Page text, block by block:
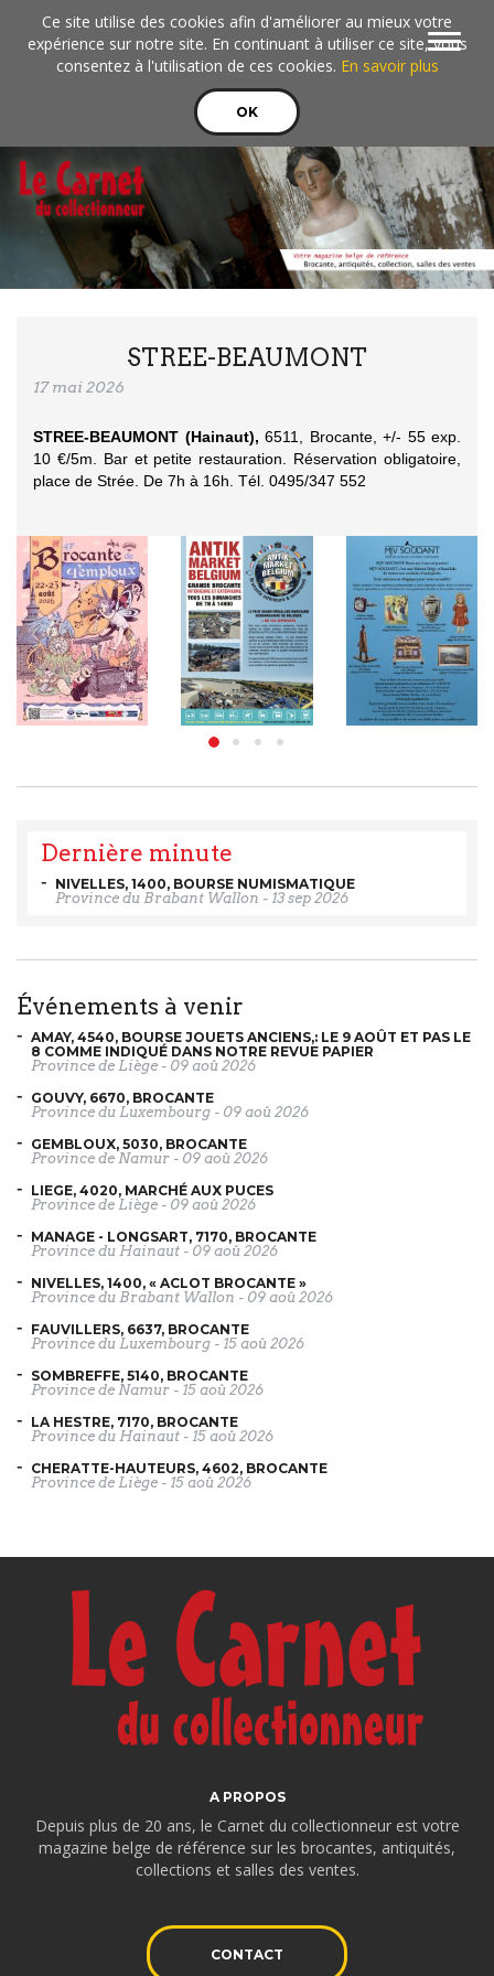
Aller au contenu principal
Ce site utilise des cookies afin d'améliorer au mieux votre
expérience sur notre site. En continuant à utiliser ce site, vous
consentez à l'utilisation de ces cookies. En savoir plus
OK
Toggle
STREE-BEAUMONT
17 mai 2026
STREE-BEAUMONT (Hainaut), 6511, Brocante, +/- 55 exp.
10 €/5m. Bar et petite restauration. Réservation obligatoire,
place de Strée. De 7h à 16h. Tél. 0495/347 552
Dernière minute
NIVELLES, 1400, BOURSE NUMISMATIQUE
Province du Brabant Wallon - 13 sep 2026
événements à venir
AMAY, 4540, BOURSE JOUETS ANCIENS,: LE 9 AOÛT ET PAS LE
8 COMME INDIQUÉ DANS NOTRE REVUE PAPIER
Province de Liège - 09 aoû 2026
GOUVY, 6670, BROCANTE
Province du Luxembourg - 09 aoû 2026
GEMBLOUX, 5030, BROCANTE
Province de Namur - 09 aoû 2026
LIEGE, 4020, MARCHÉ AUX PUCES
Province de Liège - 09 aoû 2026
MANAGE - LONGSART, 7170, BROCANTE
Province du Hainaut - 09 aoû 2026
NIVELLES, 1400, « ACLOT BROCANTE »
Province du Brabant Wallon - 09 aoû 2026
FAUVILLERS, 6637, BROCANTE
Province du Luxembourg - 15 aoû 2026
SOMBREFFE, 5140, BROCANTE
Province de Namur - 15 aoû 2026
LA HESTRE, 7170, BROCANTE
Province du Hainaut - 15 aoû 2026
CHERATTE-HAUTEURS, 4602, BROCANTE
Province de Liège - 15 aoû 2026
A PROPOS
Depuis plus de 20 ans, le Carnet du collectionneur est votre
magazine belge de référence sur les brocantes, antiquités,
collections et salles des ventes.
CONTACT